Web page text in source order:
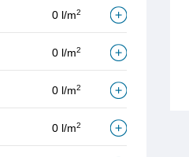
0 l/m2
0 l/m2
0 l/m2
0 l/m2